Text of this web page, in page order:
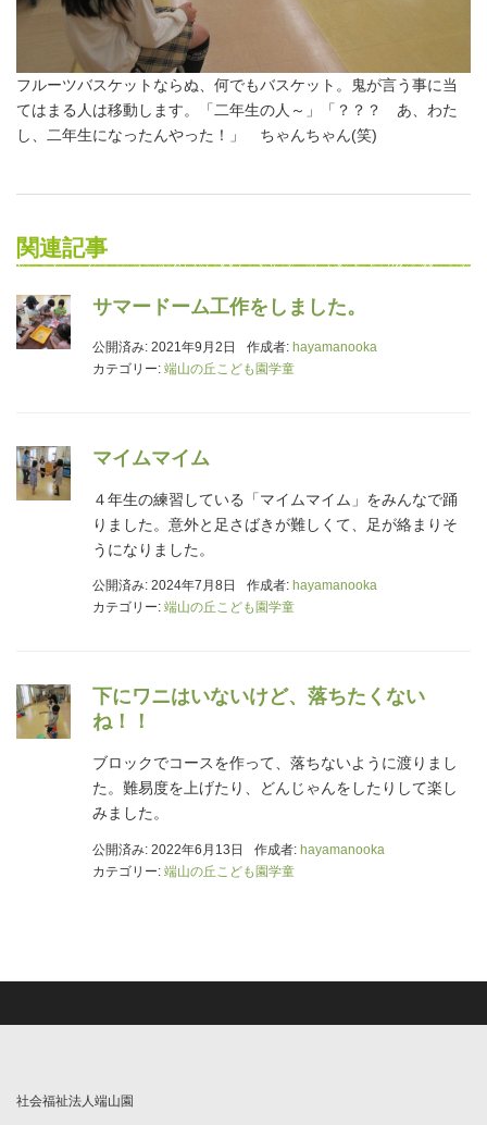
フルーツバスケットならぬ、何でもバスケット。鬼が言う事に当
てはまる人は移動します。「二年生の人～」「？？？ あ、わた
し、二年生になったんやった！」 ちゃんちゃん(笑)
関連記事
サマードーム工作をしました。
公開済み: 2021年9月2日 作成者: hayamanooka
カテゴリー: 端山の丘こども園学童
マイムマイム
４年生の練習している「マイムマイム」をみんなで踊
りました。意外と足さばきが難しくて、足が絡まりそ
うになりました。
公開済み: 2024年7月8日 作成者: hayamanooka
カテゴリー: 端山の丘こども園学童
下にワニはいないけど、落ちたくない
ね！！
ブロックでコースを作って、落ちないように渡りまし
た。難易度を上げたり、どんじゃんをしたりして楽し
みました。
公開済み: 2022年6月13日 作成者: hayamanooka
カテゴリー: 端山の丘こども園学童
社会福祉法人端山園